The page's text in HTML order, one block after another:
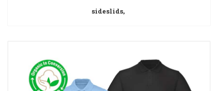
sideslids,